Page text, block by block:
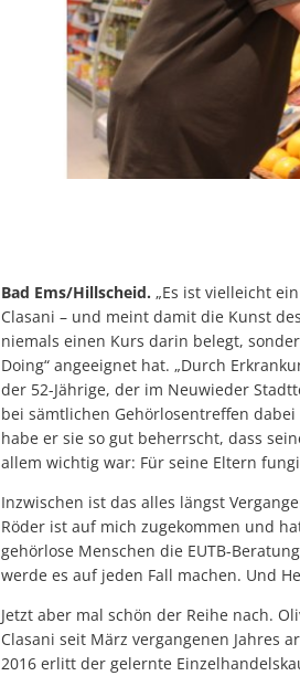
Bad Ems/Hillscheid. „Es ist vielleicht
Clasani – und meint damit die Kunst
niemals einen Kurs darin belegt,
Doing“ angeeignet hat. „Durch
der 52-Jährige, der im Neuwieder
bei sämtlichen Gehörlosentreffen
habe er sie so gut beherrscht, dass
allem wichtig war: Für seine Eltern
Inzwischen ist das alles längst
Röder ist auf mich zugekommen und
gehörlose Menschen die EUTB-
werde es auf jeden Fall machen. Und
Jetzt aber mal schön der Reihe nach.
Clasani seit März vergangenen Jahres
2016 erlitt der gelernte